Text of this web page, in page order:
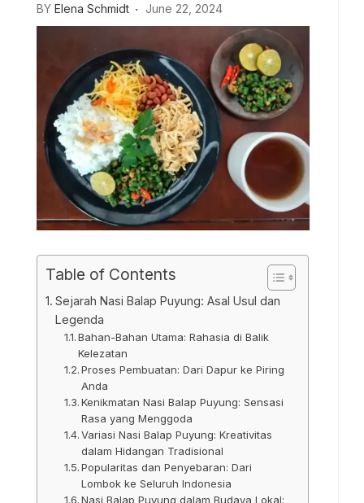
BY Elena Schmidt June 22, 2024
Table of Contents
Sejarah Nasi Balap Puyung: Asal Usul dan
Legenda
Bahan-Bahan Utama: Rahasia di Balik
Kelezatan
Proses Pembuatan: Dari Dapur ke Piring
Anda
Kenikmatan Nasi Balap Puyung: Sensasi
Rasa yang Menggoda
Variasi Nasi Balap Puyung: Kreativitas
dalam Hidangan Tradisional
Popularitas dan Penyebaran: Dari
Lombok ke Seluruh Indonesia
Nasi Balap Puyung dalam Budaya Lokal: